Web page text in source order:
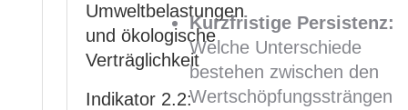
Umweltbelastungen
und ökologische
Verträglichkeit
Indikator 2.2:
Kurzfristige Persistenz:
Welche Unterschiede
bestehen zwischen den
Wertschöpfungssträngen